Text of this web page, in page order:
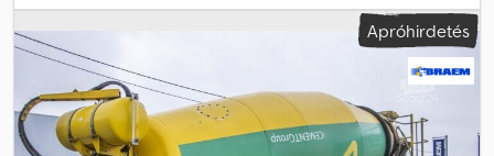
Felhasználható anyag: beton Felfüggesztés: légrugózás Dcjdpouc
Az Sefx Ackek Hátsó tengely 1: abroncsméret: 425/65R22.5 Hátsó
tengely 2: abroncsméret: 425/65R22.2 Hajtás: kerék meghajtás
Saját tömeg: 7.360 kg Hasznos teherbírás: 31.040 kg Megengedett
össztömeg: 38.400 kg Felépítmény márkája: LIEBHERR
Apróhirdetés